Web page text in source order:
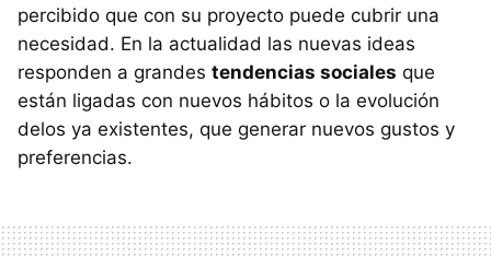
percibido que con su proyecto puede cubrir una
necesidad. En la actualidad las nuevas ideas
responden a grandes tendencias sociales que
están ligadas con nuevos hábitos o la evolución
delos ya existentes, que generar nuevos gustos y
preferencias.